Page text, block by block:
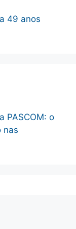
49 anos
PASCOM: o
nas